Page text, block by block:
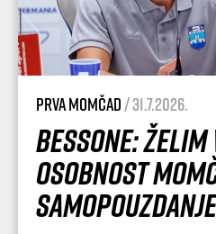
Prva momčad/ 31.7.2026.
Bessone:
osobnost
samopouzdanje